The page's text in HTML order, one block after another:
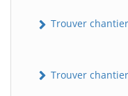
Trouver
Trouver